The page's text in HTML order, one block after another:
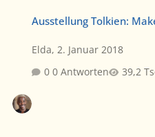
Ausstellung Tolkien:
Elda,2. Januar 2018
0 Antworten